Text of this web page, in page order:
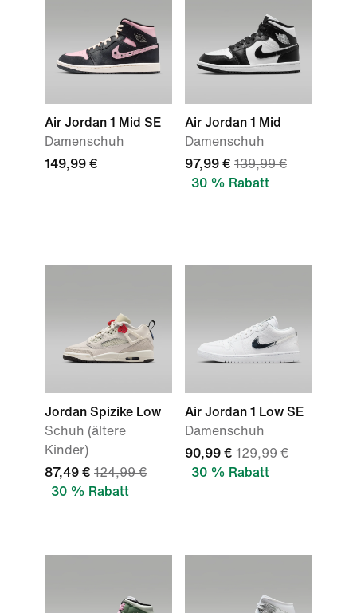
Air Jordan 1 Mid SE
Damenschuh
149,99 €
Air Jordan 1 Mid
Damenschuh
97,99 € 139,99 €
30 % Rabatt
Jordan Spizike Low
Schuh (ältere
Kinder)
87,49 € 124,99 €
30 % Rabatt
Air Jordan 1 Low SE
Damenschuh
90,99 € 129,99 €
30 % Rabatt